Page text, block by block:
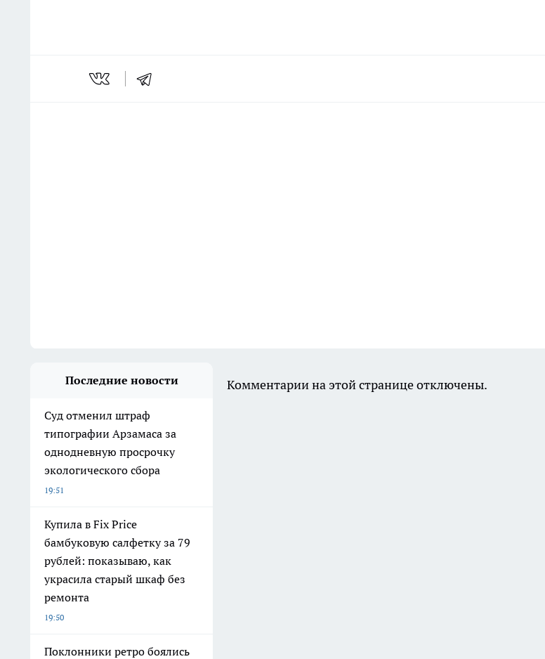
Последние новости
Суд отменил штраф
типографии Арзамаса за
однодневную просрочку
экологического сбора
19:51
Купила в Fix Price
бамбуковую салфетку за 79
рублей: показываю, как
украсила старый шкаф без
ремонта
19:50
Поклонники ретро боялись
Комментарии на этой странице отключены.